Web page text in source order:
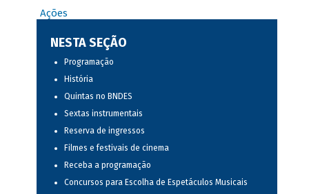
Ações
NESTA SEÇÃO
Programação
História
Quintas no BNDES
Sextas instrumentais
Reserva de ingressos
Filmes e festivais de cinema
Receba a programação
Concursos para Escolha de Espetáculos Musicais